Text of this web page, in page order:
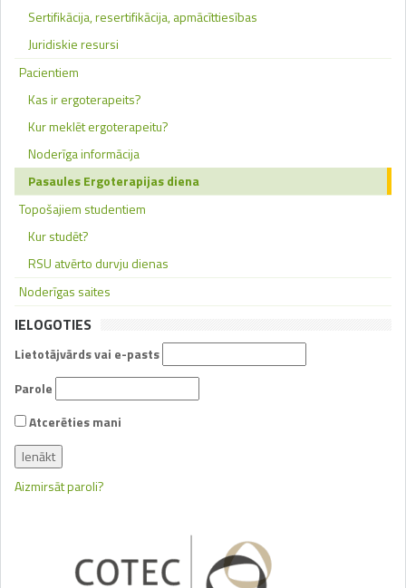
Sertifikācija, resertifikācija, apmācīttiesības
Juridiskie resursi
Pacientiem
Kas ir ergoterapeits?
Kur meklēt ergoterapeitu?
Noderīga informācija
Pasaules Ergoterapijas diena
Topošajiem studentiem
Kur studēt?
RSU atvērto durvju dienas
Noderīgas saites
IELOGOTIES
Lietotājvārds vai e-pasts
Parole
Atcerēties mani
Aizmirsāt paroli?